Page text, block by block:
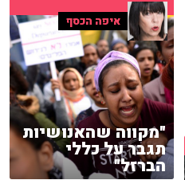
איפה הכסף
"מקווה שהאנושיות
תגבר על כללי
הברזל"